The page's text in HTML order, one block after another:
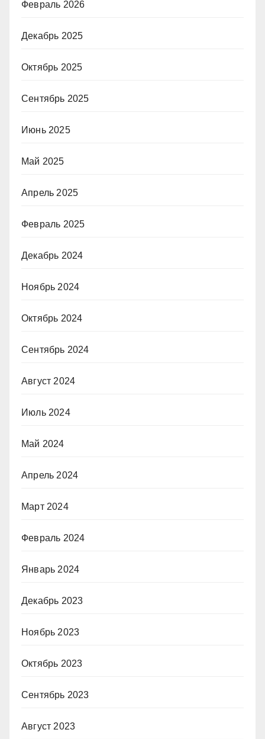
Февраль 2026
Декабрь 2025
Октябрь 2025
Сентябрь 2025
Июнь 2025
Май 2025
Апрель 2025
Февраль 2025
Декабрь 2024
Ноябрь 2024
Октябрь 2024
Сентябрь 2024
Август 2024
Июль 2024
Май 2024
Апрель 2024
Март 2024
Февраль 2024
Январь 2024
Декабрь 2023
Ноябрь 2023
Октябрь 2023
Сентябрь 2023
Август 2023